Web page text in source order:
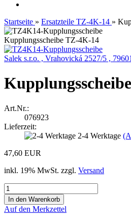
Startseite » Ersatzteile TZ-4K-14 »
Kupplungsscheibe TZ-4K-14
Salek s.r.o. , Vrahovická 2527/5 ,
Art.Nr.:
076923
Lieferzeit:
2-4 Werktage
47,60 EUR
inkl. 19% MwSt. zzgl. Versand
Auf den Merkzettel